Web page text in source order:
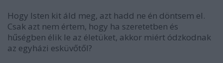
Hogy Isten kit áld meg, azt hadd ne én döntsem el.
Csak azt nem értem, hogy ha szeretetben és
hűségben élik le az életüket, akkor miért ódzkodnak
az egyházi esküvőtől?